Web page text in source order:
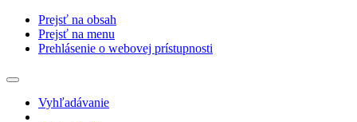
Prejsť na obsah
Prejsť na menu
Prehlásenie o webovej prístupnosti
Vyhľadávanie